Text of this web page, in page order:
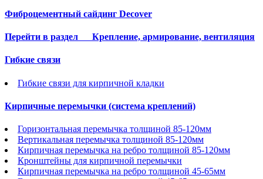
Фиброцементный сайдинг Decover
Перейти в раздел Крепление, армирование, вентиляция
Гибкие связи
Гибкие связи для кирпичной кладки
Кирпичные перемычки (система креплений)
Горизонтальная перемычка толщиной 85-120мм
Вертикальная перемычка толщиной 85-120мм
Кирпичная перемычка на ребро толщиной 85-120мм
Кронштейны для кирпичной перемычки
Кирпичная перемычка на ребро толщиной 45-65мм